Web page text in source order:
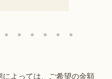
よっては、ご希望の金額